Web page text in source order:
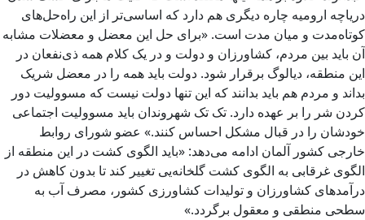
دریاچه ارومیه چاره دیگری هم دارد که اساسی‌تر از این راه‌حل‌های
کوتاه‌مدت و میان مدت است. «برای حل این معضل و معضلات مشابه
آن باید بین مردم، کشاورزان و دولت و در یک کلام همه ذی‌نفعان در
این منطقه، دیالوگ برقرار شود. دولت باید همه را در معضل شریک
بداند و مردم هم باید بدانند که این تنها دولت نیست که مسوولیت دور
کردن شر را بر عهده دارد. تک تک شهروندان باید مسوولیت اجتماعی
خودشان را در قبال مشکل احساس کنند.» عضو شورای روابط
خارجی کشور آلمان ادامه می‌دهد: «باید الگوی کشت در این منطقه از
الگوی غرقابی به الگوی کشت گلخانه‌یی تغییر کند تا بدون کاهش در
درآمدهای کشاورزان و تولیدات کشاورزی کشور، مصرف آب به
سطحی منطقی و معقول برگردد.»